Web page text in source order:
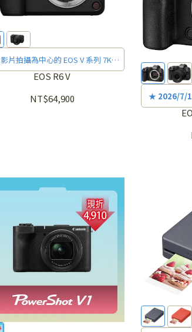
片拍攝為中心的 EOS V 系列 7K
Open Gate 全片幅可換鏡相機
EOS R6 V
NT$64,900
★ 2026/7/
III單機身或
原廠電池，